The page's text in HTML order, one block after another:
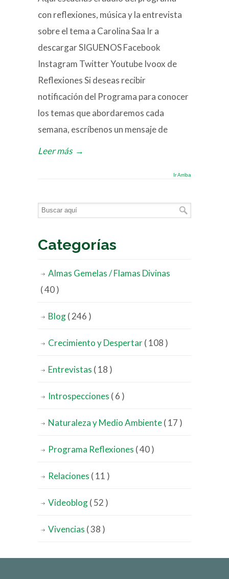
con reflexiones, música y la entrevista
sobre el tema a Carolina Saa Ir a
descargar SIGUENOS Facebook
Instagram Twitter Youtube Ivoox de
Reflexiones Si deseas recibir
notificación del Programa para conocer
los temas que abordaremos cada
semana, escríbenos un mensaje de
Leer más →
Ir Arriba
Categorías
Almas Gemelas / Flamas Divinas
( 40 )
Blog( 246 )
Crecimiento y Despertar( 108 )
Entrevistas ( 18 )
Introspecciones ( 6 )
Naturaleza y Medio Ambiente( 17 )
Programa Reflexiones ( 40 )
Relaciones ( 11 )
Videoblog( 52 )
Vivencias ( 38 )